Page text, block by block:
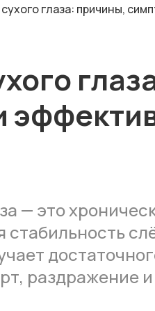
глаза: причины,
— это
раздражение